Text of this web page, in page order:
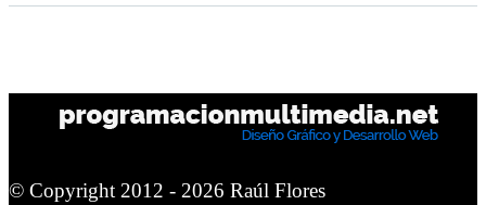
© Copyright 2012 - 2026 Raúl Flores